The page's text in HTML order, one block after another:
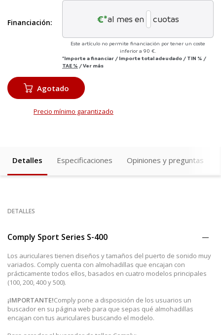
Financiación: €*al mes en cuotas
Este artículo no permite financiación por tener un coste
inferior a 90 €.
*Importe a financiar / Importe total adeudado / TIN % /
TAE % /Ver más
Agotado
Precio mínimo garantizado
Detalles Especificaciones Opiniones y preguntas
DETALLES
Comply Sport Series S-400
Los auriculares tienen diseños y tamaños del puerto de sonido muy
variados. Comply cuenta con almohadillas que encajan con
prácticamente todos ellos, basados en cuatro modelos principales
(100, 200, 400 y 500).
¡IMPORTANTE!Comply pone a disposición de los usuarios un
buscador en su página web para que sepas qué almohadillas
encajan con tus auriculares buscando el modelo.